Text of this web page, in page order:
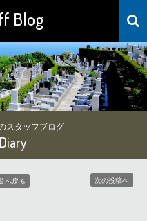
Blog
スタッフブログ
へ戻る 次の投稿へ